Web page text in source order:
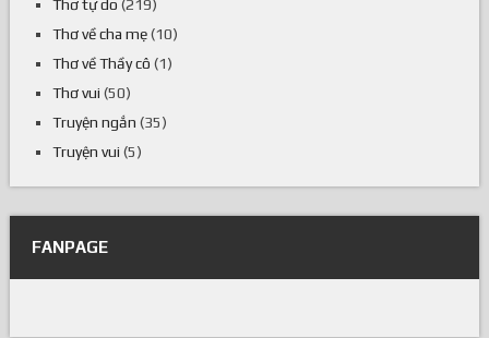
Thơ tự do (219)
Thơ về cha mẹ(10)
Thơ về Thầy cô (1)
Thơ vui (50)
Truyện ngắn (35)
Truyện vui (5)
FANPAGE